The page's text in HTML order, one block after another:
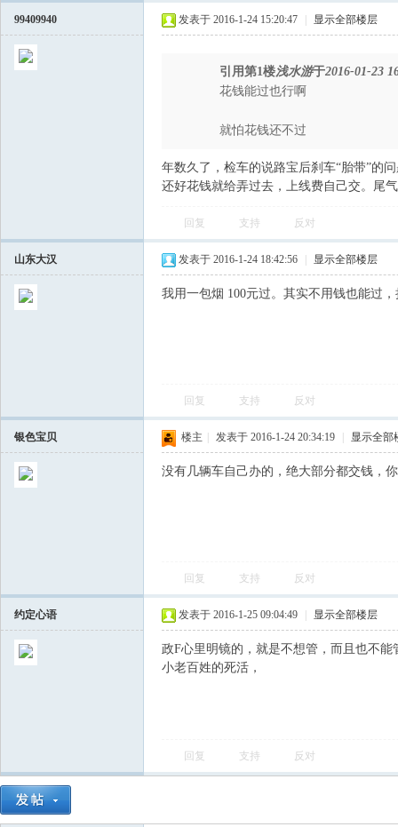
99409940 发表于 2016-1-24 15:20:47 显示全部楼层
引用第1楼浅水游于2016-01-23
花钱能过也行啊
就怕花钱还不过
年数久了，检车的说路宝后刹车“胎带”的
还好花钱就给弄过去，上线费自己交。尾
回复 支持 反对
山东大汉 发表于 2016-1-24 18:42:56 显示全部楼层
我用一包烟 100元过。其实不用钱也能过
回复 支持 反对
银色宝贝 楼主 发表于 2016-1-24 20:34:19 显示全部
没有几辆车自己办的，绝大部分都交钱，
回复 支持 反对
约定心语 发表于 2016-1-25 09:04:49 显示全部楼层
政F心里明镜的，就是不想管，而且也不
小老百姓的死活，
回复 支持 反对